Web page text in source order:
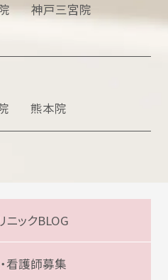
神戸三宮院
熊本院
ニックBLOG
看護師募集